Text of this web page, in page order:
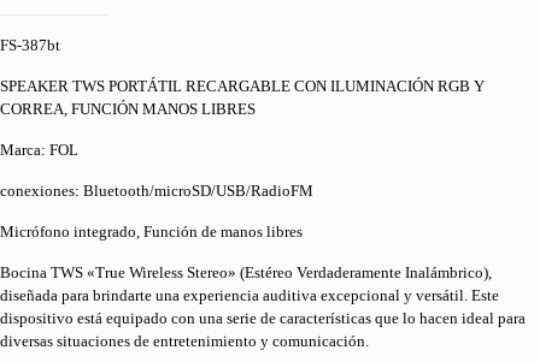
FS-387bt
SPEAKER TWS PORTÁTIL RECARGABLE CON ILUMINACIÓN RGB Y
CORREA, FUNCIÓN MANOS LIBRES
Marca: FOL
conexiones: Bluetooth/microSD/USB/RadioFM
Micrófono integrado, Función de manos libres
Bocina TWS «True Wireless Stereo» (Estéreo Verdaderamente Inalámbrico),
diseñada para brindarte una experiencia auditiva excepcional y versátil. Este
dispositivo está equipado con una serie de características que lo hacen ideal para
diversas situaciones de entretenimiento y comunicación.